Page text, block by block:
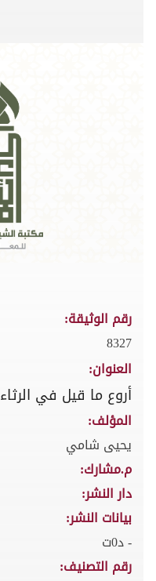
رقم الوثيقة:
8327
العنوان:
أروع ما قيل في الرثاء
المؤلف:
يحيى شامي
م.مشارك:
دار النشر:
بيانات النشر:
- د0ت
رقم التصنيف: